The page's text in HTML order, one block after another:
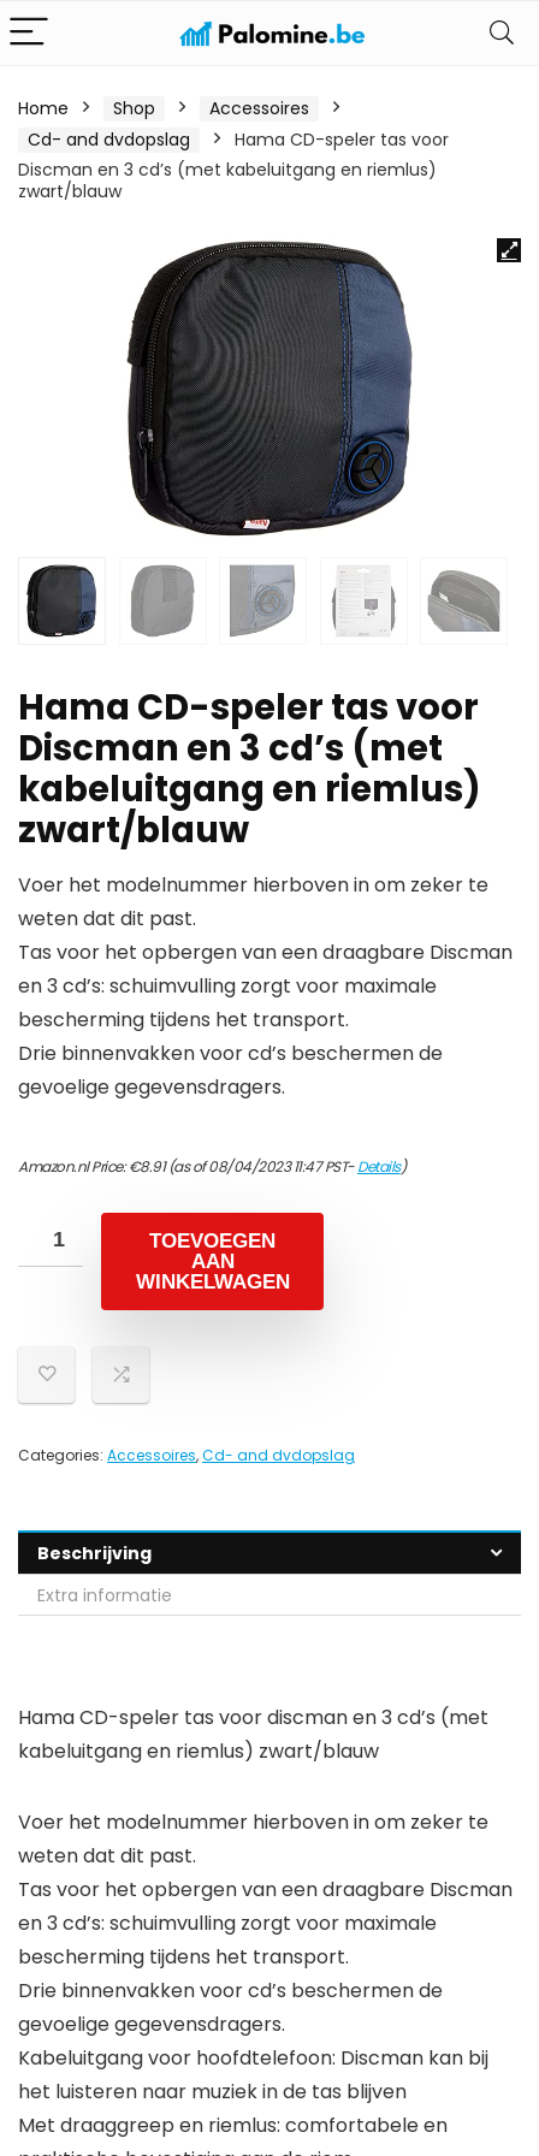
Home Shop
Accessoires
Cd- and dvdopslag
Hama CD-speler tas voor
Discman en 3 cd’s (met kabeluitgang en riemlus)
zwart/blauw
Hama CD-speler tas voor
Discman en 3 cd’s (met
kabeluitgang en riemlus)
zwart/blauw
Voer het modelnummer hierboven in om zeker te
weten dat dit past.
Tas voor het opbergen van een draagbare Discman
en 3 cd’s: schuimvulling zorgt voor maximale
bescherming tijdens het transport.
Drie binnenvakken voor cd’s beschermen de
gevoelige gegevensdragers.
Amazon.nl Price:€8.91(as of 08/04/2023 11:47 PST-Details)
TOEVOEGEN
AAN
WINKELWAGEN
Categories: Accessoires,Cd- and dvdopslag
Beschrijving
Extra informatie
Hama CD-speler tas voor discman en 3 cd’s (met
kabeluitgang en riemlus) zwart/blauw
Voer het modelnummer hierboven in om zeker te
weten dat dit past.
Tas voor het opbergen van een draagbare Discman
en 3 cd’s: schuimvulling zorgt voor maximale
bescherming tijdens het transport.
Drie binnenvakken voor cd’s beschermen de
gevoelige gegevensdragers.
Kabeluitgang voor hoofdtelefoon: Discman kan bij
het luisteren naar muziek in de tas blijven
Met draaggreep en riemlus: comfortabele en